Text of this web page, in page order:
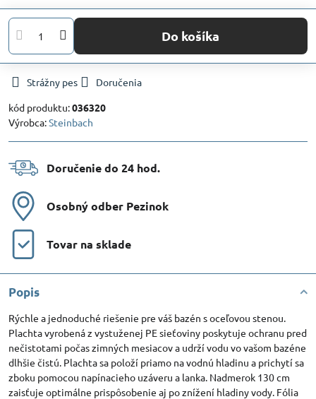
Do košíka
Strážny pes
Doručenia
kód produktu:036320
Výrobca:Steinbach
Doručenie do 24 hod​.
Osobný odber Pezinok
Tovar na sklade
Popis
Rýchle a jednoduché riešenie pre váš bazén s oceľovou stenou.
Plachta vyrobená z vystuženej PE sieťoviny poskytuje ochranu pred
nečistotami počas zimných mesiacov a udrží vodu vo vašom bazéne
dlhšie čistú. Plachta sa položí priamo na vodnú hladinu a prichytí sa
zboku pomocou napínacieho uzáveru a lanka. Nadmerok 130 cm
zaisťuje optimálne prispôsobenie aj po znížení hladiny vody. Fólia